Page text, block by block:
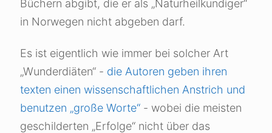
Büchern abgibt, die er als „Naturheilkundiger“
in Norwegen nicht abgeben darf.
Es ist eigentlich wie immer bei solcher Art
„Wunderdiäten“ - die Autoren geben ihren
texten einen wissenschaftlichen Anstrich und
benutzen „große Worte“ - wobei die meisten
geschilderten „Erfolge“ nicht über das